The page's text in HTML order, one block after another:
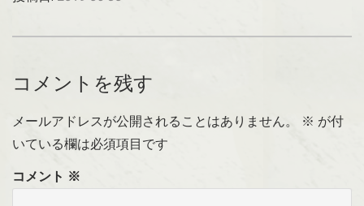
コメントを残す
メールアドレスが公開されることはありません。 ※ が付
いている欄は必須項目です
コメント ※